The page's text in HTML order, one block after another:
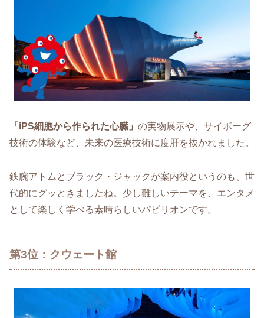
「iPS細胞から作られた心臓」 の実物展示や、サイボーグ
技術の体験など、未来の医療技術に度肝を抜かれました。
鉄腕アトムとブラック・ジャックが案内役というのも、世
代的にグッときましたね。少し難しいテーマを、エンタメ
として楽しく学べる素晴らしいパビリオンです。
第3位：クウェート館